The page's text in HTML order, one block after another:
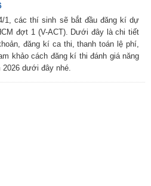
1, các thí sinh sẽ bắt đầu đăng kí dự
đợt 1 (V-ACT). Dưới đây là chi tiết
đăng kí ca thi, thanh toán lệ phí,
khảo cách đăng kí thi đánh giá năng
2026 dưới đây nhé.